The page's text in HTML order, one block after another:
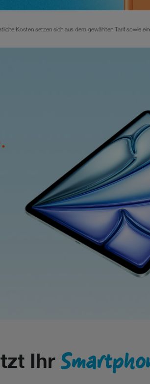
Kosten setzen sich aus dem gewählten Tarif sowie
Ihr